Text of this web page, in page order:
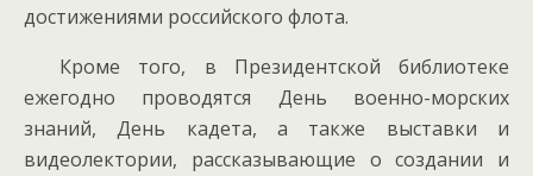
достижениями российского флота.
Кроме того, в Президентской библиотеке
ежегодно проводятся День военно-морских
знаний, День кадета, а также выставки и
видеолектории, рассказывающие о создании и